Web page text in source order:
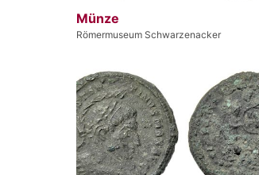
Münze
Römermuseum Schwarzenacker